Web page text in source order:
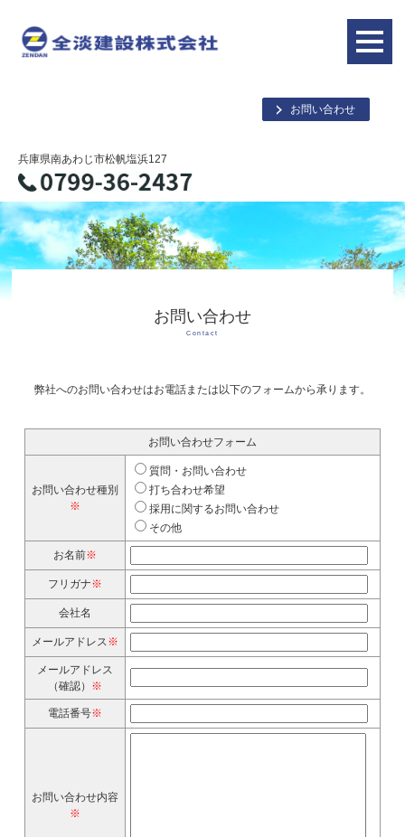
兵庫県南あわじ市松帆塩浜127
お問い合わせ
お問い合わせ
Contact
弊社へのお問い合わせはお電話または以下のフォームから承ります。
お問い合わせフォーム
お問い合わせ種別
※
質問・お問い合わせ
打ち合わせ希望
採用に関するお問い合わせ
その他
お名前※
フリガナ※
会社名
メールアドレス※
メールアドレス
（確認） ※
電話番号※
お問い合わせ内容
※